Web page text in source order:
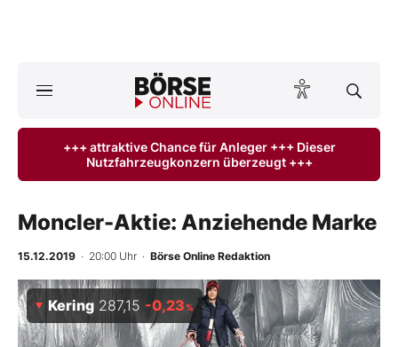
Anlageprodukte
Finanz-Check
Abo & Shop
BO-Musterdepots
Experten
+++ attraktive Chance für Anleger +++ Dieser
Nutzfahrzeugkonzern überzeugt +++
Moncler-Aktie: Anziehende Marke
15.12.2019 · 20:00 Uhr · Börse Online Redaktion
Kering 287,15 -0,23%